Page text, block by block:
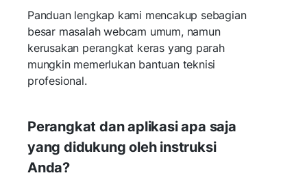
Panduan lengkap kami mencakup sebagian
besar masalah webcam umum, namun
kerusakan perangkat keras yang parah
mungkin memerlukan bantuan teknisi
profesional.
Perangkat dan aplikasi apa saja
yang didukung oleh instruksi
Anda?